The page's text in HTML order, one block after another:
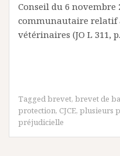
Conseil du 6
communautaire relatif
vétérinaires (JO L 311,
Taggedbrevet, brevet de
protection, CJCE, plusieurs
préjudicielle